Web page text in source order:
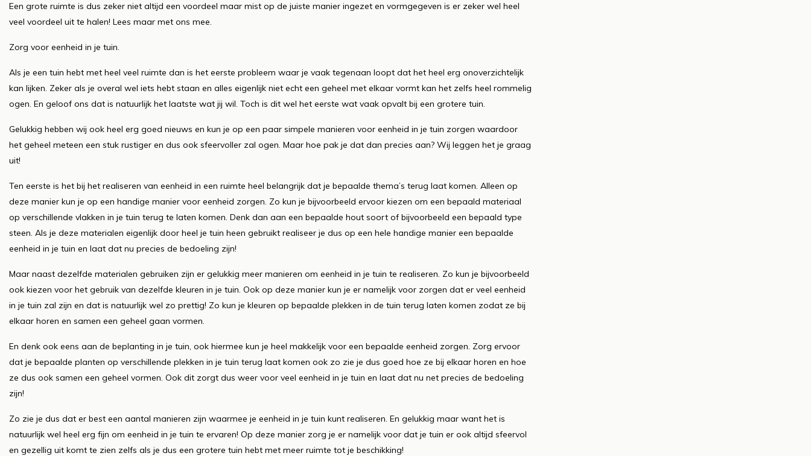
Een grote ruimte is dus zeker niet altijd een voordeel maar mist op de juiste manier ingezet en vormgegeven is er zeker wel heel
veel voordeel uit te halen! Lees maar met ons mee.
Zorg voor eenheid in je tuin.
Als je een tuin hebt met heel veel ruimte dan is het eerste probleem waar je vaak tegenaan loopt dat het heel erg onoverzichtelijk
kan lijken. Zeker als je overal wel iets hebt staan en alles eigenlijk niet echt een geheel met elkaar vormt kan het zelfs heel rommelig
ogen. En geloof ons dat is natuurlijk het laatste wat jij wil. Toch is dit wel het eerste wat vaak opvalt bij een grotere tuin.
Gelukkig hebben wij ook heel erg goed nieuws en kun je op een paar simpele manieren voor eenheid in je tuin zorgen waardoor
het geheel meteen een stuk rustiger en dus ook sfeervoller zal ogen. Maar hoe pak je dat dan precies aan? Wij leggen het je graag
uit!
Ten eerste is het bij het realiseren van eenheid in een ruimte heel belangrijk dat je bepaalde thema’s terug laat komen. Alleen op
deze manier kun je op een handige manier voor eenheid zorgen. Zo kun je bijvoorbeeld ervoor kiezen om een bepaald materiaal
op verschillende vlakken in je tuin terug te laten komen. Denk dan aan een bepaalde hout soort of bijvoorbeeld een bepaald type
steen. Als je deze materialen eigenlijk door heel je tuin heen gebruikt realiseer je dus op een hele handige manier een bepaalde
eenheid in je tuin en laat dat nu precies de bedoeling zijn!
Maar naast dezelfde materialen gebruiken zijn er gelukkig meer manieren om eenheid in je tuin te realiseren. Zo kun je bijvoorbeeld
ook kiezen voor het gebruik van dezelfde kleuren in je tuin. Ook op deze manier kun je er namelijk voor zorgen dat er veel eenheid
in je tuin zal zijn en dat is natuurlijk wel zo prettig! Zo kun je kleuren op bepaalde plekken in de tuin terug laten komen zodat ze bij
elkaar horen en samen een geheel gaan vormen.
En denk ook eens aan de beplanting in je tuin, ook hiermee kun je heel makkelijk voor een bepaalde eenheid zorgen. Zorg ervoor
dat je bepaalde planten op verschillende plekken in je tuin terug laat komen ook zo zie je dus goed hoe ze bij elkaar horen en hoe
ze dus ook samen een geheel vormen. Ook dit zorgt dus weer voor veel eenheid in je tuin en laat dat nu net precies de bedoeling
zijn!
Zo zie je dus dat er best een aantal manieren zijn waarmee je eenheid in je tuin kunt realiseren. En gelukkig maar want het is
natuurlijk wel heel erg fijn om eenheid in je tuin te ervaren! Op deze manier zorg je er namelijk voor dat je tuin er ook altijd sfeervol
en gezellig uit komt te zien zelfs als je dus een grotere tuin hebt met meer ruimte tot je beschikking!